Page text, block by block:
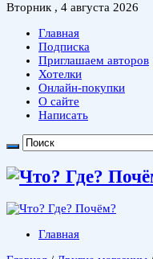
Вторник , 4 августа 2026
Главная
Подписка
Приглашаем авторов
Хотелки
Онлайн-покупки
О сайте
Написать
Главная